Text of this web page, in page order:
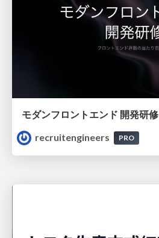
モダンフロントエンド 開発研修
recruitengineers
PRO